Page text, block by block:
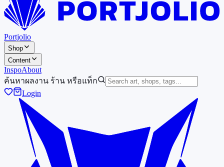
Portjolio
Shop
Content
InspoAbout
ค้นหาผลงาน ร้าน หรือแท็ก
Login